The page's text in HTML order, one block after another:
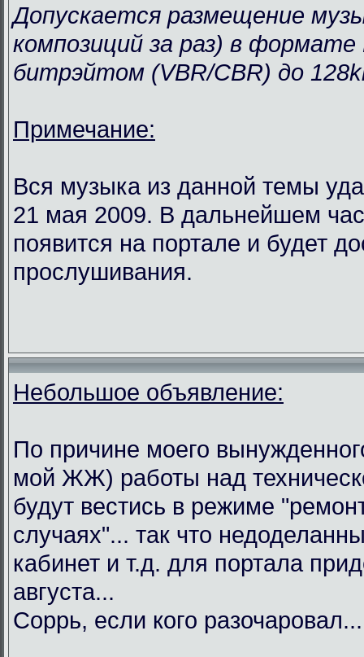
Допускается размещение
композиций за раз) в формате
битрэйтом (VBR/CBR) до
Примечание:
Вся музыка из данной темы
21 мая 2009. В дальнейшем
появится на портале и будет
прослушивания.
Небольшое объявление:
По причине моего
мой ЖЖ) работы над
будут вестись в режиме
случаях"... так что
кабинет и т.д. для портала
августа...
Соррь, если кого разочаровал...